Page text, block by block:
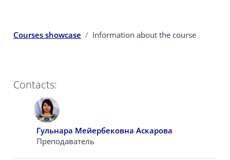
Courses showcase Information about the course
Contacts:
Гульнара Мейербековна Аскарова
Преподаватель